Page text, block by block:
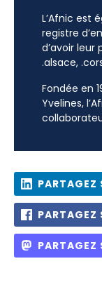
L’Afnic est
registre
d’avoir leur
.alsace,
Fondée en
Yvelines,
PARTAGEZ
PARTAGEZ
PARTAGEZ